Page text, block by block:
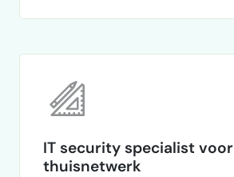
IT security specialist
thuisnetwerk